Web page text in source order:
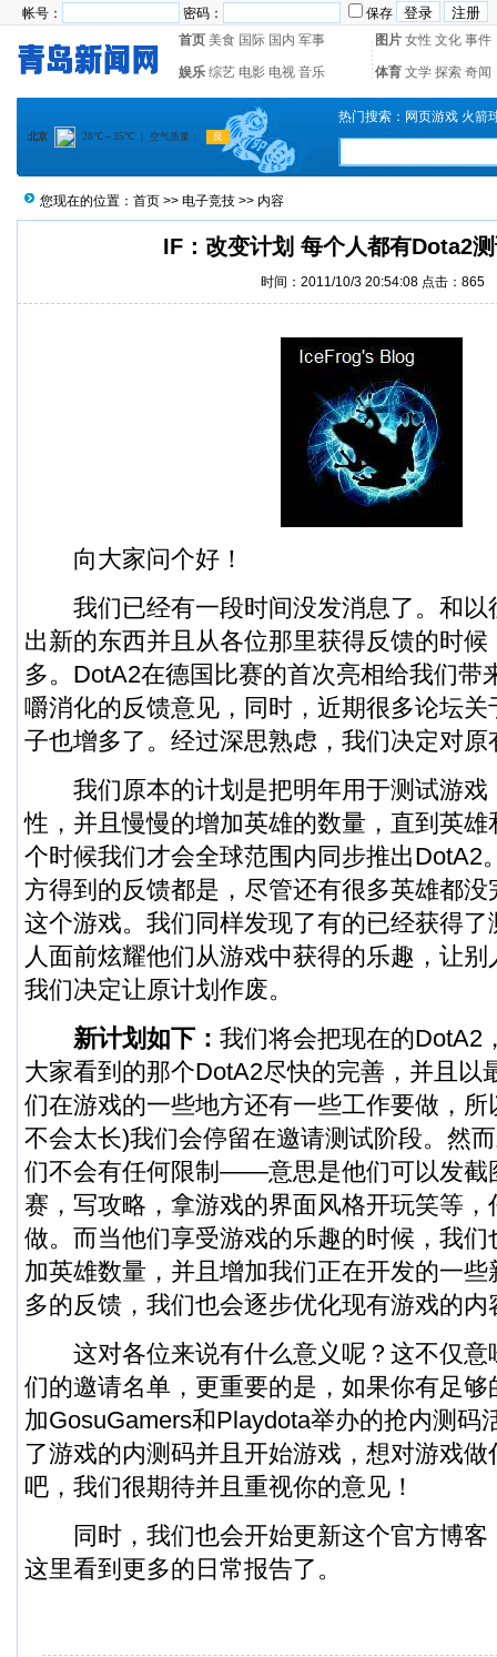
帐号： 密码：
保存
首页 美食 国际 国内 军事 图片 女性 文化 事件
娱乐 综艺 电影 电视 音乐 体育 文学 探索 奇闻
热门搜索： 网页游戏 火箭
您现在的位置： 首页 >> 电子竞技 >> 内容
IF：改变计划 每个人都有Dota2
时间：2011/10/3 20:54:08 点击：865
向大家问个好！
我们已经有一段时间没发消息了。和以
出新的东西并且从各位那里获得反馈的时
多。DotA2在德国比赛的首次亮相给我们带
嚼消化的反馈意见，同时，近期很多论坛
子也增多了。经过深思熟虑，我们决定对
我们原本的计划是把明年用于测试游戏
性，并且慢慢的增加英雄的数量，直到英
个时候我们才会全球范围内同步推出DotA2
方得到的反馈都是，尽管还有很多英雄都
这个游戏。我们同样发现了有的已经获得
人面前炫耀他们从游戏中获得的乐趣，让
我们决定让原计划作废。
新计划如下： 我们将会把现在的DotA2
大家看到的那个DotA2尽快的完善，并且以
们在游戏的一些地方还有一些工作要做，
不会太长)我们会停留在邀请测试阶段。然
们不会有任何限制——意思是他们可以发截
赛，写攻略，拿游戏的界面风格开玩笑等
做。而当他们享受游戏的乐趣的时候，我
加英雄数量，并且增加我们正在开发的一
多的反馈，我们也会逐步优化现有游戏的内
这对各位来说有什么意义呢？这不仅意
们的邀请名单，更重要的是，如果你有足
加GosuGamers和Playdota举办的抢内测码
了游戏的内测码并且开始游戏，想对游戏
吧，我们很期待并且重视你的意见！
同时，我们也会开始更新这个官方博客
这里看到更多的日常报告了。